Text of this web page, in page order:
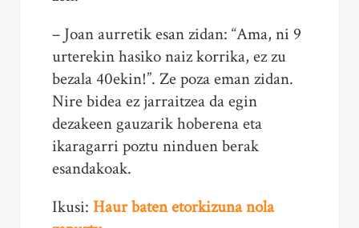
– Joan aurretik esan zidan: “Ama, ni 9
urterekin hasiko naiz korrika, ez zu
bezala 40ekin!”. Ze poza eman zidan.
Nire bidea ez jarraitzea da egin
dezakeen gauzarik hoberena eta
ikaragarri poztu ninduen berak
esandakoak.
Ikusi: Haur baten etorkizuna nola